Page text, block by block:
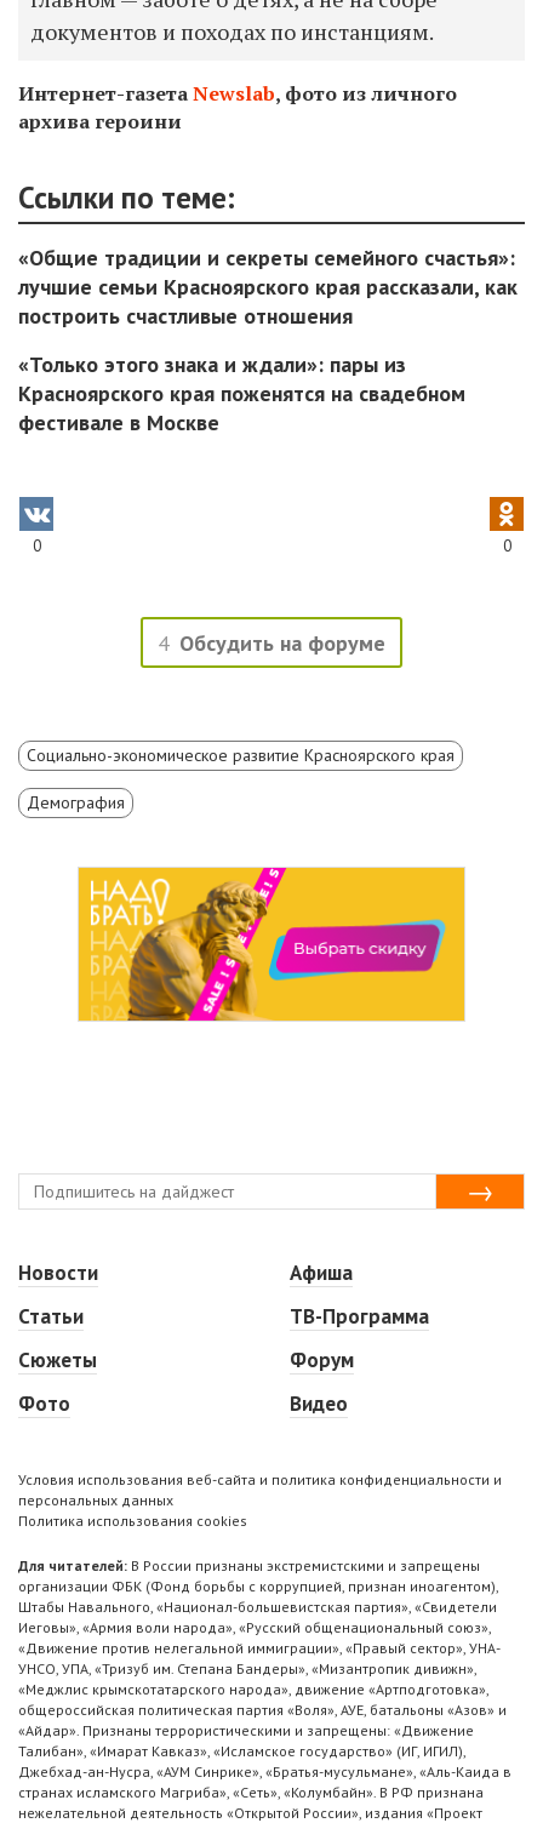
документов и походах по инстанциям.
Интернет-газетаNewslab, фото из личного
архива героини
Ссылки по теме:
«Общие традиции и секреты семейного счастья»:
лучшие семьи Красноярского края рассказали, как
построить счастливые отношения
«Только этого знака и ждали»: пары из
Красноярского края поженятся на свадебном
фестивале в Москве
0 0
4 Обсудить на форуме
Социально-экономическое развитие Красноярского края
Демография
Новости
Статьи
Сюжеты
Фото
Афиша
ТВ-Программа
Форум
Видео
Условия использования веб-сайта и политика конфиденциальности и
персональных данных
Политика использования cookies
Для читателей: В России признаны экстремистскими и запрещены
организации ФБК (Фонд борьбы с коррупцией, признан иноагентом),
Штабы Навального, «Национал-большевистская партия», «Свидетели
Иеговы», «Армия воли народа», «Русский общенациональный союз»,
«Движение против нелегальной иммиграции», «Правый сектор», УНА-
УНСО, УПА, «Тризуб им. Степана Бандеры», «Мизантропик дивижн»,
«Меджлис крымскотатарского народа», движение «Артподготовка»,
общероссийская политическая партия «Воля», АУЕ, батальоны «Азов» и
«Айдар». Признаны террористическими и запрещены: «Движение
Талибан», «Имарат Кавказ», «Исламское государство» (ИГ, ИГИЛ),
Джебхад-ан-Нусра, «АУМ Синрике», «Братья-мусульмане», «Аль-Каида в
странах исламского Магриба», «Сеть», «Колумбайн». В РФ признана
нежелательной деятельность «Открытой России», издания «Проект